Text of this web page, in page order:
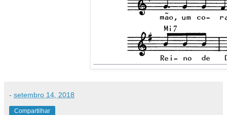
- setembro 14, 2018
Compartilhar